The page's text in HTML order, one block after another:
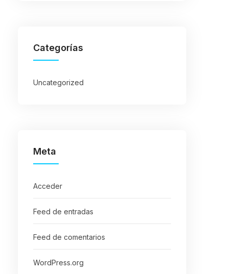
Categorías
Uncategorized
Meta
Acceder
Feed de entradas
Feed de comentarios
WordPress.org